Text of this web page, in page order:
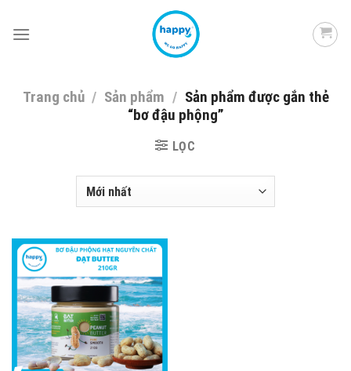
Trang chủ / Sản phẩm / Sản phẩm được gắn thẻ
“bơ đậu phộng”
LỌC